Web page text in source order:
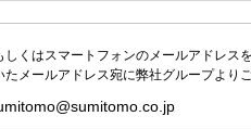
くはスマートフォンのメールアドレスを
メールアドレス宛に弊社グループより